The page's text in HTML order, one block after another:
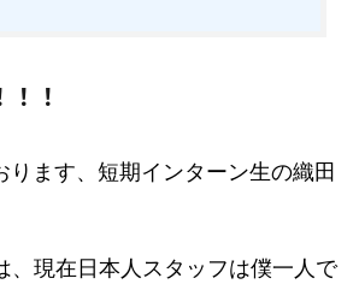
！
ります、短期インターン生の織田
、現在日本人スタッフは僕一人で